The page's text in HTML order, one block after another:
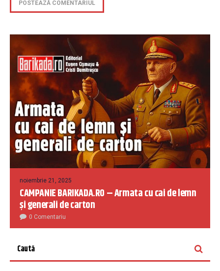
noiembrie 21, 2025
CAMPANIE BARIKADA.RO – Armata cu cai de lemn
și generali de carton
0 Comentariu